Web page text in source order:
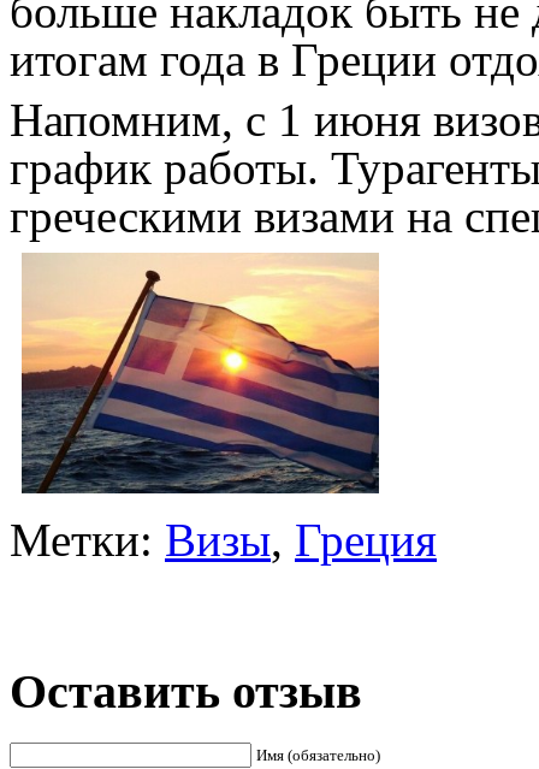
больше накладок быть
итогам года в Греции
Напомним, с 1 июня
график работы.
греческими визами на
Метки: Визы, Греция
Оставить отзыв
Имя (обязательно)